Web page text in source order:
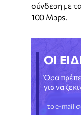
σύνδεση με
100 Mbps.
ΟΙ
Όσα
για να